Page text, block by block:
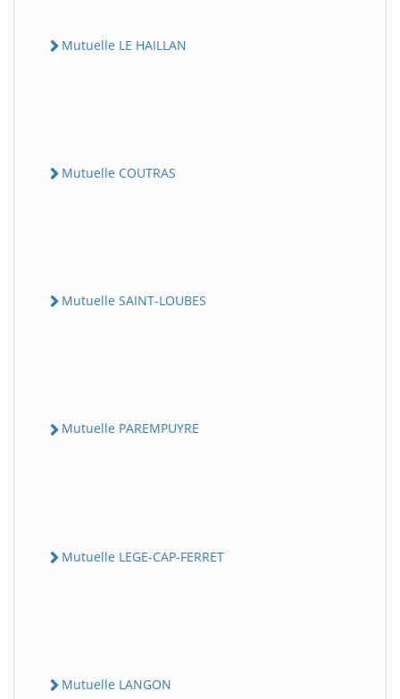
Mutuelle LE HAILLAN
Mutuelle COUTRAS
Mutuelle SAINT-LOUBES
Mutuelle PAREMPUYRE
Mutuelle LEGE-CAP-FERRET
Mutuelle LANGON